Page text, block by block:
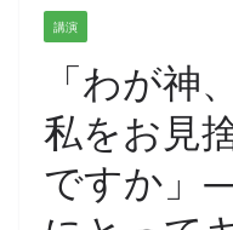
講演
「わが神
私をお見
ですか」